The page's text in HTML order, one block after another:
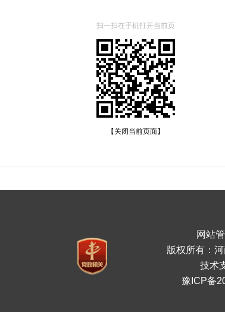
扫一扫在手机打开当前页
【关闭当前页面】
网站
版权所有：
技术
豫ICP备